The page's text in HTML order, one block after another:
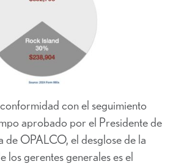
con el seguimiento
aprobado por el Presidente de
de OPALCO, el desglose de la
los gerentes generales es el